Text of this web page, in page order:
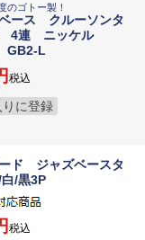
のゴトー製！
ース クルーソンタ
4連 ニッケル
GB2-L
税込
に登録
ド ジャズベースタ
/黒3P
税込